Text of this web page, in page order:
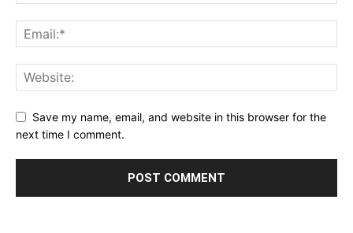
Save my name, email, and website in this browser for the
next time I comment.